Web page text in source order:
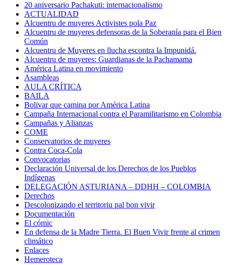
20 aniversario Pachakuti: internacionalismo
ACTUALIDAD
Alcuentru de muyeres Activistes pola Paz
Alcuentru de muyeres defensoras de la Soberanía para el Bien
Común
Alcuentru de Muyeres en llucha escontra la Impunidá.
Alcuentru de muyeres: Guardianas de la Pachamama
América Latina en movimiento
Asambleas
AULA CRÍTICA
BAILA
Bolivar que camina por América Latina
Campaña Internacional contra el Paramilitarismo en Colombia
Campañas y Alianzas
COME
Conservatorios de muyeres
Contra Coca-Cola
Convocatorias
Declaración Universal de los Derechos de los Pueblos
Indígenas
DELEGACIÓN ASTURIANA – DDHH – COLOMBIA
Derechos
Descolonizando el territoriu pal bon vivir
Documentación
El cómic
En defensa de la Madre Tierra. El Buen Vivir frente al crimen
climático
Enlaces
Hemeroteca